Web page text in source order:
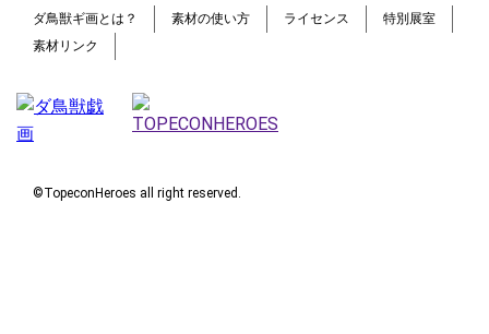
ダ鳥獣ギ画とは？ 素材の使い方 ライセンス
特別展室
素材リンク
©TopeconHeroes all right reserved.